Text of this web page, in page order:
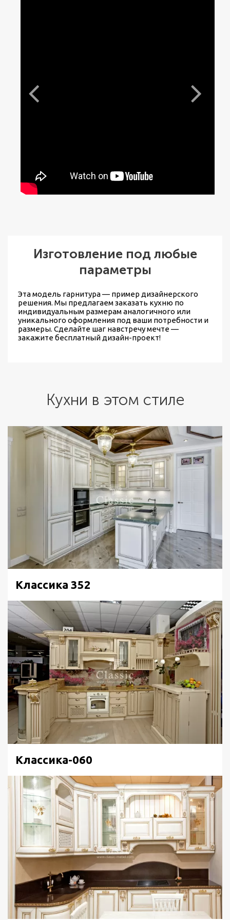
Изготовление под любые
параметры
Эта модель гарнитура — пример дизайнерского
решения. Мы предлагаемзаказать кухню по
индивидуальным размераманалогичного или
уникального оформления под ваши потребности и
размеры. Сделайте шаг навстречу мечте —
закажите бесплатный дизайн-проект!
Кухни в этом стиле
Классика 352
Классика-060